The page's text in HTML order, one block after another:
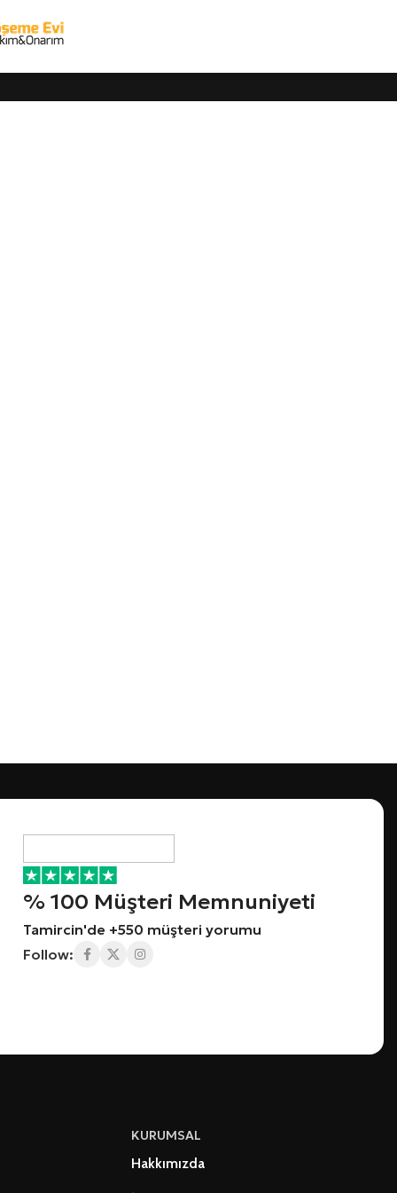
% 100 Müşteri Memnuniyeti
Tamircin'de +550 müşteri yorumu
Follow:
KURUMSAL
Hakkımızda